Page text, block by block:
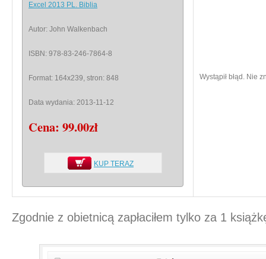
Excel 2013 PL. Biblia
Autor: John Walkenbach
ISBN: 978-83-246-7864-8
Format: 164x239, stron: 848
Data wydania: 2013-11-12
Cena: 99.00zł
KUP TERAZ
Wystąpił błąd. Nie
Zgodnie z obietnicą zapłaciłem tylko za 1